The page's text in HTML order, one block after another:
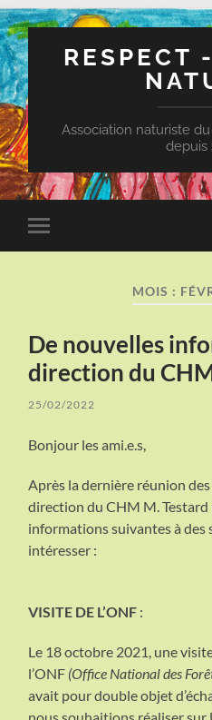
RESPECT
Association naturiste
depuis
Toggle
mobile
MOIS :
De nouvelles
direction du
25/02/2022
Bonjour les ami.e.s,
Après la dernière réunion
direction du CHM M. Testard
informations suivantes à
intéresser :
VISITE DE L’ONF :
Le 18 octobre 2021, une
l’ONF (Office National des
avait pour double objet